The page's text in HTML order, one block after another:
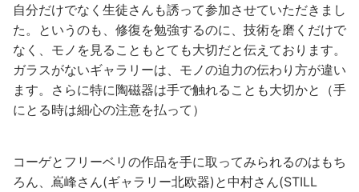
自分だけでなく生徒さんも誘って参加させていただきまし
た。というのも、修復を勉強するのに、技術を磨くだけで
なく、モノを見ることもとても大切だと伝えております。
ガラスがないギャラリーは、モノの迫力の伝わり方が違い
ます。さらに特に陶磁器は手で触れることも大切かと（手
にとる時は細心の注意を払って）
コーゲとフリーベリの作品を手に取ってみられるのはもち
ろん、嶌峰さん(ギャラリー北欧器)と中村さん(STILL